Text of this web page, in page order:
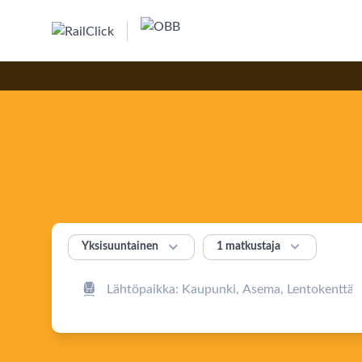
Yksisuuntainen  1 matkustaja 
